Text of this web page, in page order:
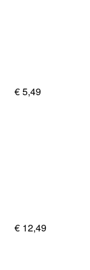
€ 5,49
€ 12,49